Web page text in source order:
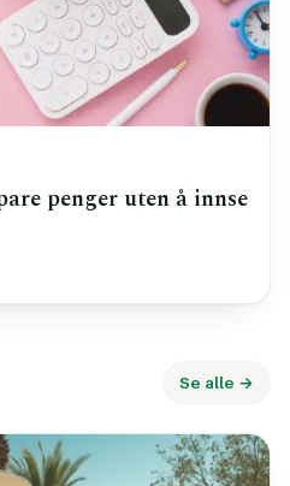
penger uten å innse
Se alle →